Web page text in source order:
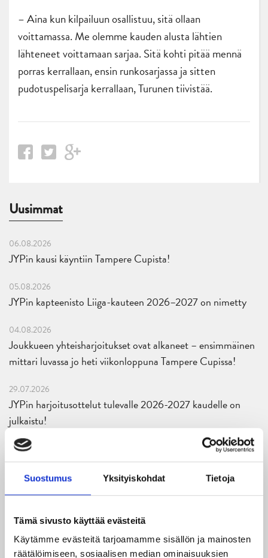
Suostumus Yksityiskohdat Tietoja
Tämä sivusto käyttää evästeitä
Käytämme evästeitä tarjoamamme sisällön ja mainosten
räätälöimiseen, sosiaalisen median ominaisuuksien
– Aina kun kilpailuun osallistuu, sitä ollaan
voittamassa. Me olemme kauden alusta lähtien
lähteneet voittamaan sarjaa. Sitä kohti pitää mennä
porras kerrallaan, ensin runkosarjassa ja sitten
pudotuspelisarja kerrallaan, Turunen tiivistää.
Uusimmat
06.08.2026
JYPin kausi käyntiin Tampere Cupista!
05.08.2026
JYPin kapteenisto Liiga-kauteen 2026–2027 on nimetty
04.08.2026
Joukkueen yhteisharjoitukset ovat alkaneet – ensimmäinen
mittari luvassa jo heti viikonloppuna Tampere Cupissa!
29.07.2026
JYPin harjoitusottelut tulevalle 2026-2027 kaudelle on
julkaistu!
27.07.2026
Ruotsalaishyökkääjä Arvid Costmar JYPiin
25.06.2026
02.06.2026
Liiga-kauden 2026-2027 otteluohjelma on julkaistu!